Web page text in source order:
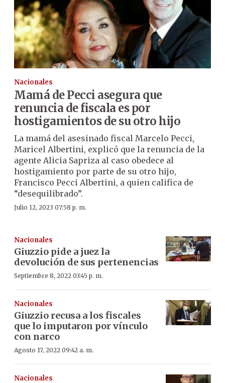
Nacionales
Mamá de Pecci asegura que
renuncia de fiscala es por
hostigamientos de su otro hijo
La mamá del asesinado fiscal Marcelo Pecci,
Maricel Albertini, explicó que la renuncia de la
agente Alicia Sapriza al caso obedece al
hostigamiento por parte de su otro hijo,
Francisco Pecci Albertini, a quien califica de
“desequilibrado”.
Julio 12, 2023 07:58 p. m.
Nacionales
Giuzzio pide a juez la
devolución de sus pertenencias
Septiembre 8, 2022 03:45 p. m.
Nacionales
Giuzzio recusa a los fiscales
que lo imputaron por vínculo
con narco
Agosto 17, 2022 09:42 a. m.
Nacionales